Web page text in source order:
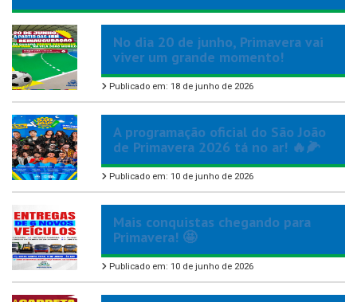
No dia 20 de junho, Primavera vai
viver um grande momento!
Publicado em: 18 de junho de 2026
A programação oficial do São João
de Primavera 2026 tá no ar! 🔥🌽
Publicado em: 10 de junho de 2026
Mais conquistas chegando para
Primavera! 🤩
Publicado em: 10 de junho de 2026